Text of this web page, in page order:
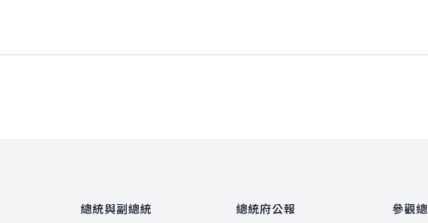
總統與副總統
總統府公報
參觀